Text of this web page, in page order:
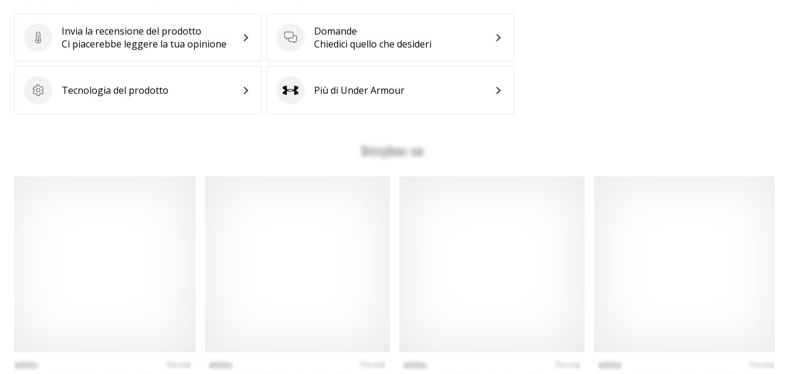
Invia la recensione del prodotto
Invia la recensione del prodotto
Ci piacerebbe leggere la tua opinione
Domande
Domande
Chiedici quello che desideri
Tecnologia del prodotto
Tecnologia del prodotto Under Armour
Più di Under Armour